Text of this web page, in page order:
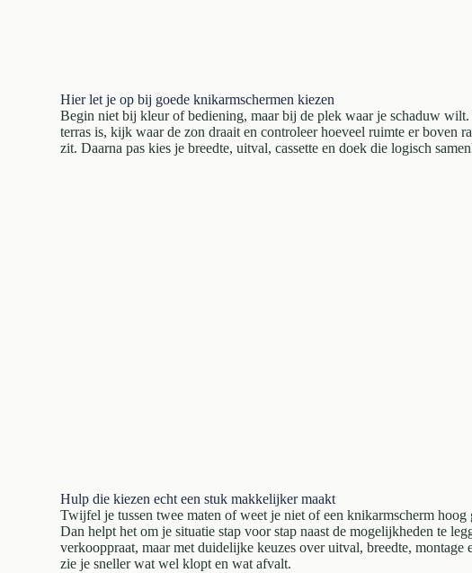
Hier let je op bij goede knikarmschermen kiezen
Begin niet bij kleur of bediening, maar bij de plek waar je schaduw
terras is, kijk waar de zon draait en controleer hoeveel ruimte er boven
zit. Daarna pas kies je breedte, uitval, cassette en doek die logisch
Hulp die kiezen echt een stuk makkelijker maakt
Twijfel je tussen twee maten of weet je niet of een knikarmscherm hoog
Dan helpt het om je situatie stap voor stap naast de mogelijkheden te
verkooppraat, maar met duidelijke keuzes over uitval, breedte, montage
zie je sneller wat wel klopt en wat afvalt.